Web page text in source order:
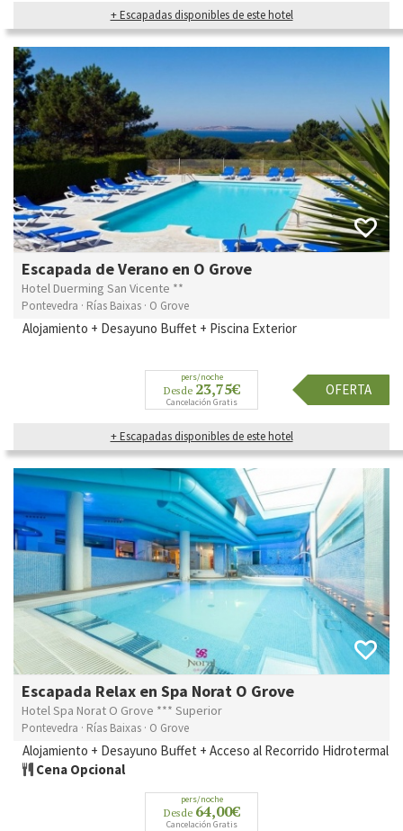
+ Escapadas disponibles de este hotel
Escapada de Verano en O Grove
Hotel Duerming San Vicente **
Pontevedra · Rías Baixas · O Grove
Alojamiento + Desayuno Buffet + Piscina Exterior
pers/noche
Desde 23,75€
Cancelación Gratis
OFERTA
+ Escapadas disponibles de este hotel
Escapada Relax en Spa Norat O Grove
Hotel Spa Norat O Grove *** Superior
Pontevedra · Rías Baixas · O Grove
Alojamiento + Desayuno Buffet + Acceso al Recorrido Hidrotermal
Cena Opcional
pers/noche
Desde 64,00€
Cancelación Gratis